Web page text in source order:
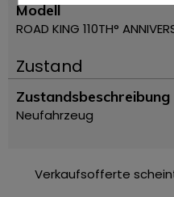
Modell
ROAD KING 110TH°
Zustand
Zustandsbeschreibung
Neufahrzeug
Verkaufsofferte